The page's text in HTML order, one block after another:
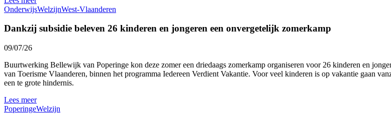
OnderwijsWelzijnWest-Vlaanderen
Dankzij subsidie beleven 26 kinderen en jongeren een onvergetelijk zomerkamp
09/07/26
Buurtwerking Bellewijk van Poperinge kon deze zomer een driedaags zomerkamp organiseren voor 26 kinderen en
van Toerisme Vlaanderen, binnen het programma Iedereen Verdient Vakantie. Voor veel kinderen is op vakantie gaan
een te grote hindernis.
Lees meer
PoperingeWelzijn